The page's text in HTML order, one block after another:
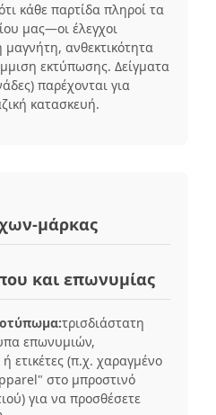
κάθε παρτίδα πληροί τα
μας—οι έλεγχοι
ανθεκτικότητα
εκτύπωσης. Δείγματα
παρέχονται για
κατασκευή.
μάρκας
και επωνυμίας
τρισδιάστατη
επωνυμιών,
ετικέτες (π.χ. χαραγμένο
στο μπροστινό
για να προσθέσετε